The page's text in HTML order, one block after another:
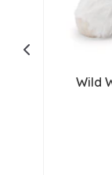
Wild